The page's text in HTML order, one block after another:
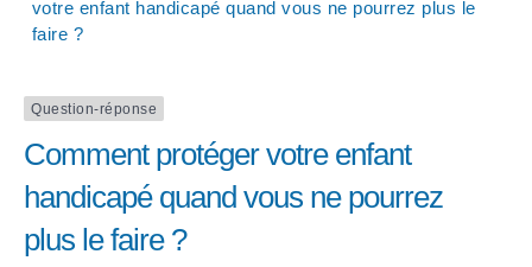
votre enfant handicapé quand vous ne pourrez plus le
faire ?
Question-réponse
Comment protéger votre enfant
handicapé quand vous ne pourrez
plus le faire ?
SIGNALEMENTS
DEMANDE DE PRÊT DE MATERIEL
ARRÊTÉS MUNICIPAUX
DÉLIBÉRATIONS